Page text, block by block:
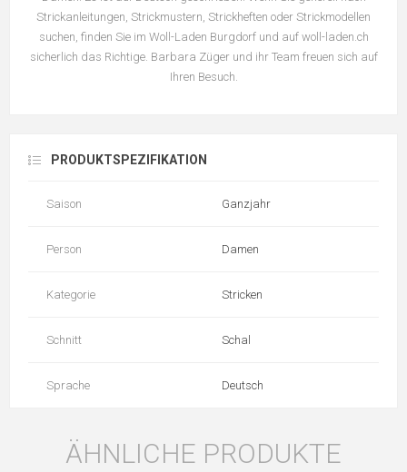
Strickanleitungen, Strickmustern, Strickheften oder Strickmodellen
suchen, finden Sie im Woll-Laden Burgdorf und auf woll-laden.ch
sicherlich das Richtige. Barbara Züger und ihr Team freuen sich auf
Ihren Besuch.
PRODUKTSPEZIFIKATION
Saison Ganzjahr
Person Damen
Kategorie Stricken
Schnitt Schal
Sprache Deutsch
ÄHNLICHE PRODUKTE